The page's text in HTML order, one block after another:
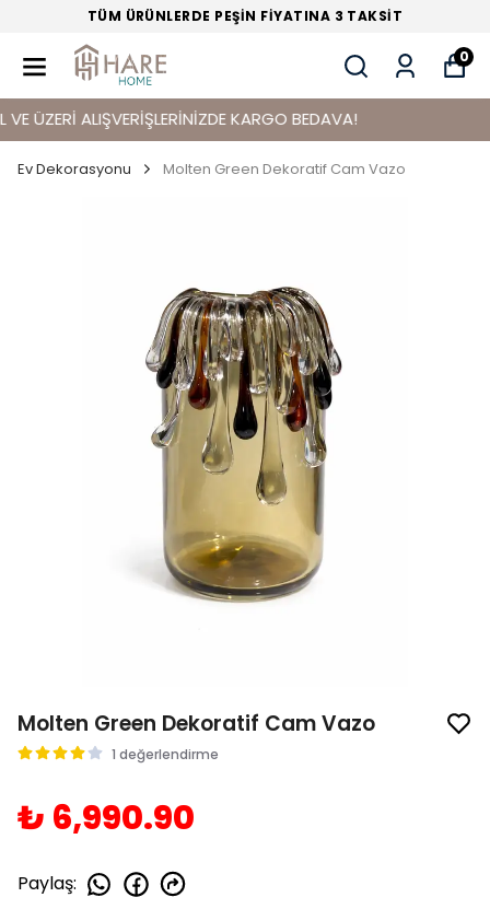
TÜM ÜRÜNLERDE PEŞİN FİYATINA 3 TAKSİT
0
ALIŞVERİŞLERİNİZDE KARGO BEDAVA!
Ev Dekorasyonu Molten Green Dekoratif Cam Vazo
Molten Green Dekoratif Cam Vazo
1 değerlendirme
₺ 6,990.90
Paylaş: